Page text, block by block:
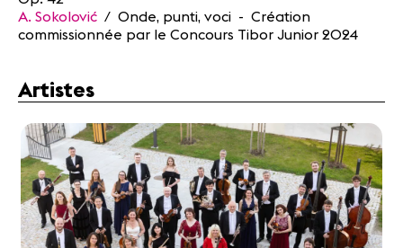
A. Sokolović / Onde, punti, voci - Création
commissionnée par le Concours Tibor Junior 2024
Artistes